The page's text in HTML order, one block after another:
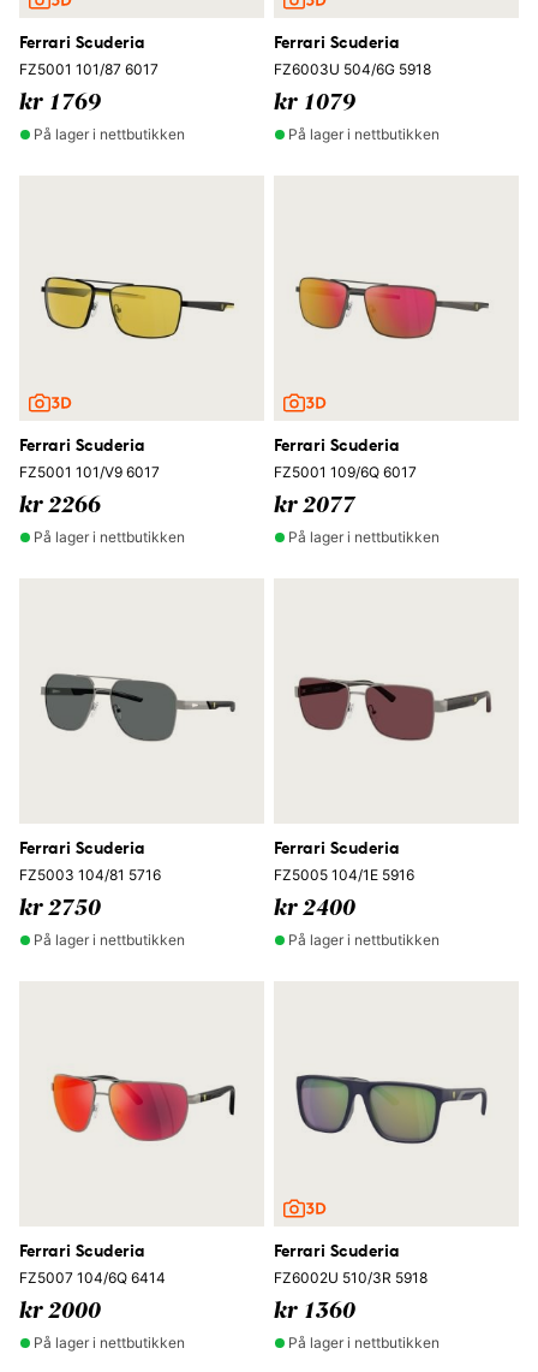
Ferrari Scuderia
FZ5001 101/87 6017
kr 1769
På lager i nettbutikken
Ferrari Scuderia
FZ6003U 504/6G 5918
kr 1079
På lager i nettbutikken
Ferrari Scuderia
FZ5001 101/V9 6017
kr 2266
På lager i nettbutikken
Ferrari Scuderia
FZ5001 109/6Q 6017
kr 2077
På lager i nettbutikken
Ferrari Scuderia
FZ5003 104/81 5716
kr 2750
På lager i nettbutikken
Ferrari Scuderia
FZ5005 104/1E 5916
kr 2400
På lager i nettbutikken
Ferrari Scuderia
FZ5007 104/6Q 6414
kr 2000
På lager i nettbutikken
Ferrari Scuderia
FZ6002U 510/3R 5918
kr 1360
På lager i nettbutikken